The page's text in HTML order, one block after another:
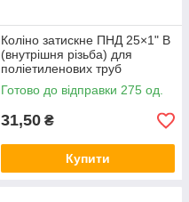
Коліно затискне ПНД 25×1" В
(внутрішня різьба) для
поліетиленових труб
SantehPlast Україна
Готово до відправки 275 од.
31,50 ₴
Купити